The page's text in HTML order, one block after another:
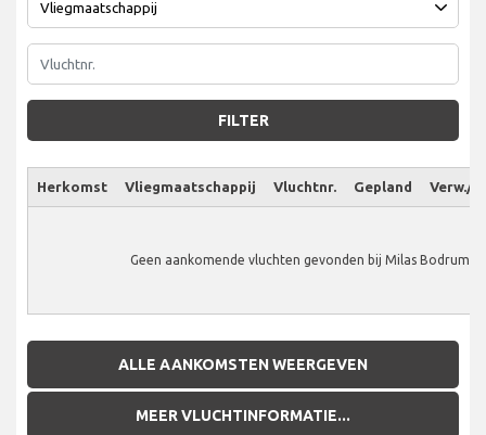
FILTER
Herkomst Vliegmaatschappij Vluchtnr. Gepland Verw./
Geen aankomende vluchten gevonden bij Milas Bodrum
ALLE AANKOMSTEN WEERGEVEN
MEER VLUCHTINFORMATIE...